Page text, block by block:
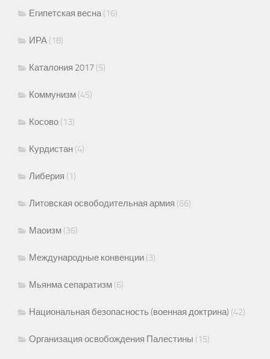
Египетская весна(16)
ИРА (18)
Каталония 2017 (5)
Коммунизм (45)
Косово (13)
Курдистан (4)
Либерия (1)
Литовская освободительная армия (66)
Маоизм (36)
Международные конвенции (3)
Мьянма сепаратизм (6)
Национальная безопасность (военная доктрина) (42)
Организация освобождения Палестины (15)